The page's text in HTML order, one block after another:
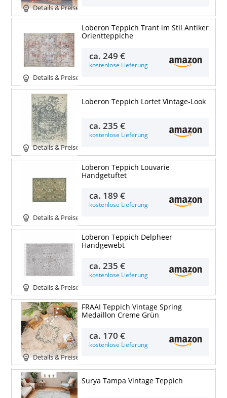
Details & Preise
Details & Preise
Loberon Teppich Trant im Stil Antiker
Orientteppiche
ca.249 €
kostenlose Lieferung
Details & Preise
Loberon Teppich Lortet Vintage-Look
ca.235 €
kostenlose Lieferung
Details & Preise
Loberon Teppich Louvarie
Handgetuftet
ca. 189 €
kostenlose Lieferung
Details & Preise
Loberon Teppich Delpheer
Handgewebt
ca.235 €
kostenlose Lieferung
Details & Preise
FRAAI Teppich Vintage Spring
Medaillon Creme Grün
ca. 170 €
kostenlose Lieferung
Surya Tampa Vintage Teppich